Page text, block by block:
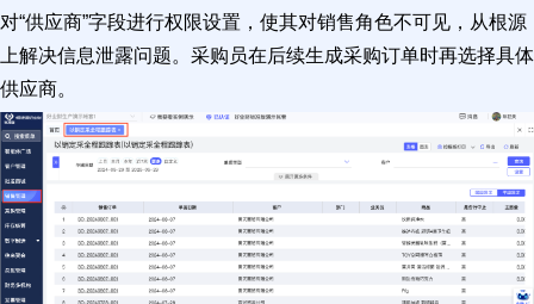
对“供应商”字段进行权限设置，使其对销售角色不可见，从根源
上解决信息泄露问题。采购员在后续生成采购订单时再选择具体
供应商。